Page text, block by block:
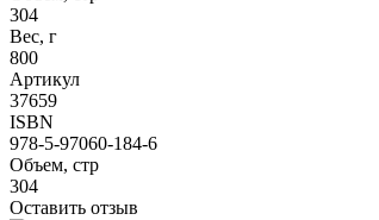
304
Вес, г
800
Артикул
37659
ISBN
978-5-97060-184-6
Объем, стр
304
Оставить отзыв